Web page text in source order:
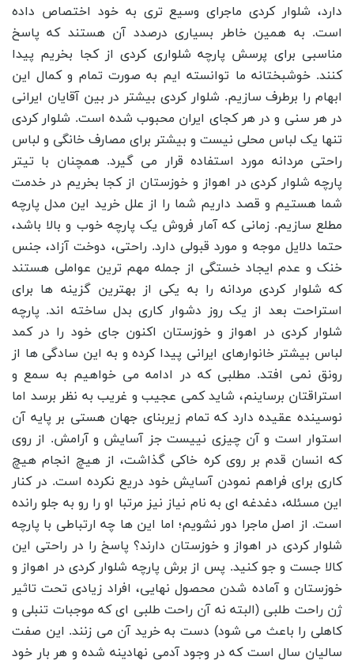
دارد، شلوار کردی ماجرای وسیع تری به خود اختصاص داده
است. به همین خاطر بسیاری درصدد آن هستند که پاسخ
مناسبی برای پرسش پارچه شلواری کردی از کجا بخریم پیدا
کنند. خوشبختانه ما توانسته ایم به صورت تمام و کمال این
ابهام را برطرف سازیم. شلوار کردی بیشتر در بین آقایان ایرانی
در هر سنی و در هر کجای ایران محبوب شده است. شلوار کردی
تنها یک لباس محلی نیست و بیشتر برای مصارف خانگی و لباس
راحتی مردانه مورد استفاده قرار می ‌گیرد. همچنان با تیتر
پارچه شلوار کردی در اهواز و خوزستان از کجا بخریم در خدمت
شما هستیم و قصد داریم شما را از علل خرید این مدل پارچه
مطلع سازیم. زمانی که آمار فروش یک پارچه خوب و بالا باشد،
حتما دلایل موجه و مورد قبولی دارد. راحتی، دوخت آزاد، جنس
خنک و عدم ایجاد خستگی از جمله مهم ترین عواملی هستند
که شلوار کردی مردانه را به یکی از بهترین گزینه ها برای
استراحت بعد از یک روز دشوار کاری بدل ساخته اند. پارچه
شلوار کردی در اهواز و خوزستان اکنون جای خود را در کمد
لباس بیشتر خانوارهای ایرانی پیدا کرده و به این سادگی ها از
رونق نمی افتد. مطلبی که در ادامه می خواهیم به سمع و
استراقتان برساینم، شاید کمی عجیب و غریب به نظر برسد اما
نوسینده عقیده دارد که تمام زیربنای جهان هستی بر پایه آن
استوار است و آن چیزی نییست جز آسایش و آرامش. از روی
که انسان قدم بر روی کره خاکی گذاشت، از هیچ انجام هیچ
کاری برای فراهم نمودن آسایش خود دریع نکرده است. در کنار
این مسئله، دغدغه ای به نام نیاز نیز مرتبا او را رو به جلو رانده
است. از اصل ماجرا دور نشویم؛ اما این ها چه ارتباطی با پارچه
شلوار کردی در اهواز و خوزستان دارند؟ پاسخ را در راحتی این
کالا جست و جو کنید. پس از برش پارچه شلوار کردی در اهواز و
خوزستان و آماده شدن محصول نهایی، افراد زیادی تحت تاثیر
ژن راحت طلبی (البته نه آن راحت طلبی ای که موجبات تنبلی و
کاهلی را باعث می شود) دست به خرید آن می زنند. این صفت
سالیان سال است که در وجود آدمی نهادینه شده و هر بار خود